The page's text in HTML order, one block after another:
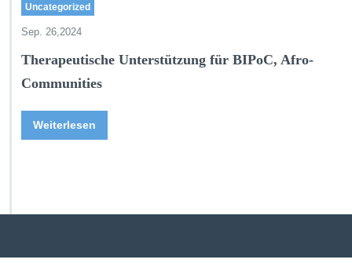
Uncategorized
Sep. 26,2024
Therapeutische Unterstützung für BIPoC, Afro-
Communities
Weiterlesen